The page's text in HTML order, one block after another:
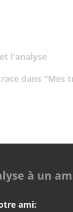
l'analyse
dans "Mes
à un
ami: